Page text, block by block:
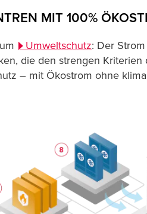
MIT 100%
Umweltschutz: Der
die den strengen
– mit Ökostrom ohne